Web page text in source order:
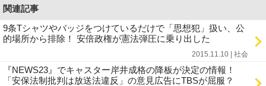
関連記事
9条Tシャツやバッジをつけているだけで「思想犯」扱い、公
的場所から排除！ 安倍政権が憲法弾圧に乗り出した
2015.11.10 | 社会
『NEWS23』でキャスター岸井成格の降板が決定の情報！
「安保法制批判は放送法違反」の意見広告にTBSが屈服？